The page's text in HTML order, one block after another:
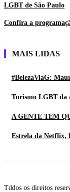
LGBT de São Paulo
Confira a
MAIS LIDAS
#BelezaViaG:
Turismo LGBT da
A GENTE TEM
Estrela da Netflix,
Tddos os direitos